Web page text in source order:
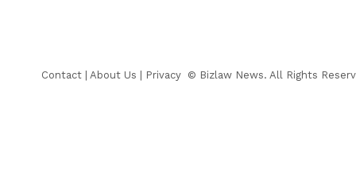
Contact About Us Privacy © Bizlaw News. All Rights